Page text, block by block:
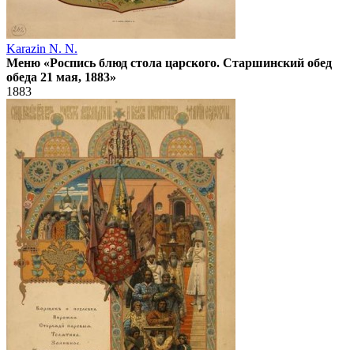
Karazin N. N.
Меню «Роспись блюд стола царского. Старшинский обед
обеда 21 мая, 1883»
1883